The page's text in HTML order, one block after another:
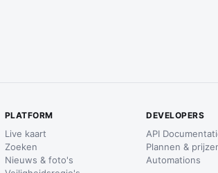
PLATFORM
Live kaart
Zoeken
Nieuws & foto's
DEVELOPERS
API
Plannen &
Automations